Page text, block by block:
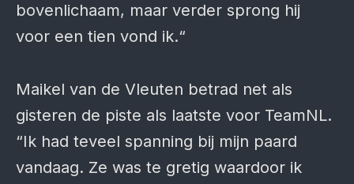
bovenlichaam, maar verder sprong hij
voor een tien vond ik.“
Maikel van de Vleuten betrad net als
gisteren de piste als laatste voor TeamNL.
“Ik had teveel spanning bij mijn paard
vandaag. Ze was te gretig waardoor ik